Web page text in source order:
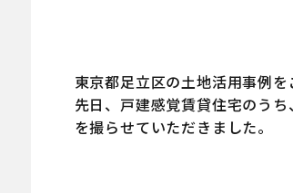
東京都足立区の土地活用事例を
先日、戸建感覚賃貸住宅のう
を撮らせていただきました。